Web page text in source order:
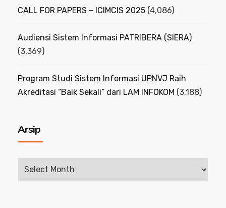
CALL FOR PAPERS – ICIMCIS 2025 (4,086)
Audiensi Sistem Informasi PATRIBERA (SIERA)
(3,369)
Program Studi Sistem Informasi UPNVJ Raih
Akreditasi “Baik Sekali” dari LAM INFOKOM (3,188)
Arsip
Arsip